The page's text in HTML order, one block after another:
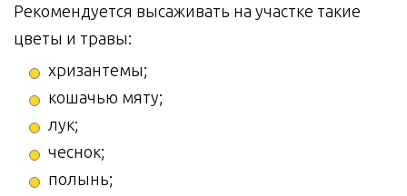
Рекомендуется высаживать на участке такие
цветы и травы:
хризантемы;
кошачью мяту;
лук;
чеснок;
полынь;